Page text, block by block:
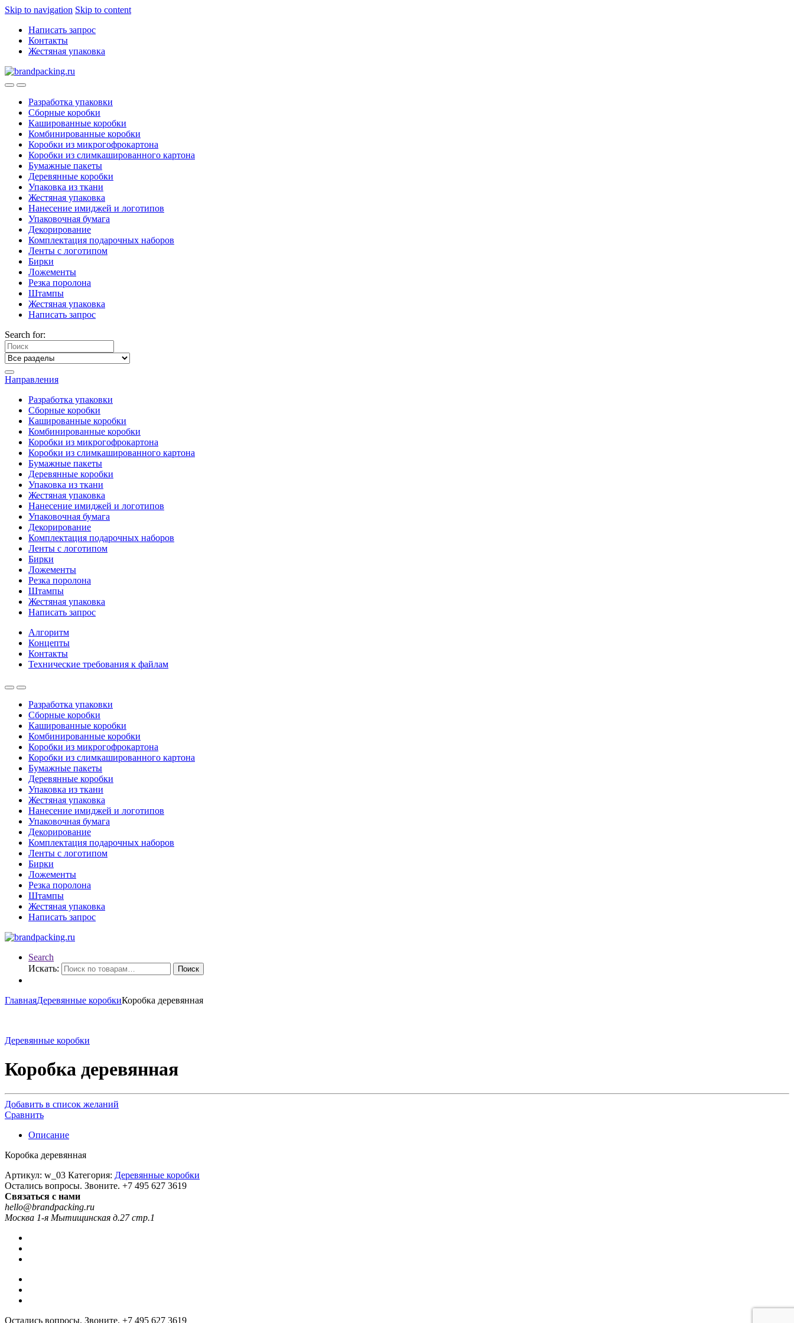
Skip to navigation Skip to content
Написать запрос
Контакты
Жестяная упаковка
Разработка упаковки
Сборные коробки
Кашированные коробки
Комбинированные коробки
Коробки из микрогофрокартона
Коробки из слимкашированного картона
Бумажные пакеты
Деревянные коробки
Упаковка из ткани
Жестяная упаковка
Нанесение имиджей и логотипов
Упаковочная бумага
Декорирование
Комплектация подарочных наборов
Ленты с логотипом
Бирки
Ложементы
Резка поролона
Штампы
Жестяная упаковка
Написать запрос
Search for:
Направления
Разработка упаковки
Сборные коробки
Кашированные коробки
Комбинированные коробки
Коробки из микрогофрокартона
Коробки из слимкашированного картона
Бумажные пакеты
Деревянные коробки
Упаковка из ткани
Жестяная упаковка
Нанесение имиджей и логотипов
Упаковочная бумага
Декорирование
Комплектация подарочных наборов
Ленты с логотипом
Бирки
Ложементы
Резка поролона
Штампы
Жестяная упаковка
Написать запрос
Алгоритм
Концепты
Контакты
Технические требования к файлам
Разработка упаковки
Сборные коробки
Кашированные коробки
Комбинированные коробки
Коробки из микрогофрокартона
Коробки из слимкашированного картона
Бумажные пакеты
Деревянные коробки
Упаковка из ткани
Жестяная упаковка
Нанесение имиджей и логотипов
Упаковочная бумага
Декорирование
Комплектация подарочных наборов
Ленты с логотипом
Бирки
Ложементы
Резка поролона
Штампы
Жестяная упаковка
Написать запрос
Search
Искать:
Поиск
ГлавнаяДеревянные коробкиКоробка деревянная
Деревянные коробки
Коробка деревянная
Добавить в список желаний
Сравнить
Описание
Коробка деревянная
Артикул: w_03 Категория: Деревянные коробки
Остались вопросы. Звоните. +7 495 627 3619
Связаться с нами
hello@brandpacking.ru
Москва 1-я Мытищинская д.27 стр.1
Остались вопросы. Звоните. +7 495 627 3619